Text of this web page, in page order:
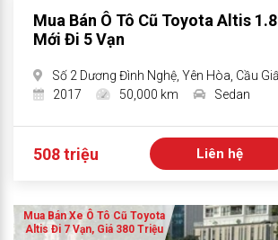
Mua Bán Ô Tô Cũ Toyota Altis
Mới Đi 5 Vạn
Số 2 Dương Đình Nghệ, Yên Hòa, Cầu
2017
50,000 km Sedan
508 triệu Liên hệ
Mua Bán Xe Ô Tô Cũ Toyota
Altis Đi 7 Vạn, Giá 380 Triệu